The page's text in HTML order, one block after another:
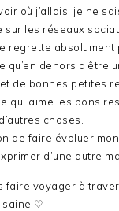
où j’allais, je ne
les réseaux
regrette absolument
qu’en dehors d’être
de bonnes petites
qui aime les bons
choses.
de faire évoluer
d’une autre
faire voyager à
saine ♡